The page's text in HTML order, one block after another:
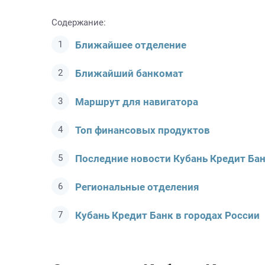
Содержание:
Ближайшее отделение
Ближайший банкомат
Маршрут для навигатора
Топ финансовых продуктов
Последние новости Кубань Кредит
Региональные отделения
Кубань Кредит Банк в городах России